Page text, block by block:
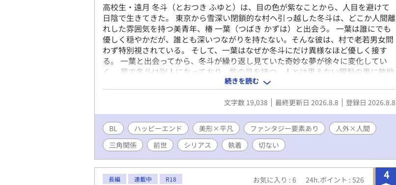
高校生・遠月 冬斗（とおつき ふゆと）は、目の色が紫なことから、人目を避けて
日陰で生きてきた。 東京から雪深い閉鎖的な村へ引っ越した冬斗は、どこか人間離
れした雰囲気を持つ美青年、椿 一葉（つばき かずは）と出会う。 一葉は誰にでも
優しく穏やかだが、誰とも深いつながりを持たない。そんな彼は、村で老若男女問
わず特別視されている。 そして、一葉はなぜか冬斗にだけ異様なほど優しく接す
る。 一葉と出会ってから、冬斗が繰り返し見ていた奇妙な夢が徐々に変化してい
く。 夢で冬斗は別人になっており、紫の目を持つ、人とは思えない銀髪の男に執拗
に迫られている。そして、その男は一葉にそっくりだった。 そして、夢は回数を追
うごとに密度を増し、やがて現実をも侵食していく……。 ――引き裂かれた恋人た
ち。 ――抗えない神婚。 ――そして“大蛇”に喰われる夢。 一葉は冬斗の紫の瞳を
まっすぐに見つめる。 「綺麗だね」 「……食べたら、美味しそう」 白泰村に伝わ
る“蛇神”の伝承。 雪深い閉鎖村で始まる、千年越しの執着と運命の物語。 輪廻転
生/神婚/土着信仰/閉鎖村/和風幻想ファンタジー ※ちょくちょく推敲しては更新し
直したりします ※題名の後に「※」がついている話はR18です fujossy小説大賞に
エントリー中です。 少しでも面白いと思っていただけたら、投票で応援してくださ
ると嬉しいです。
続きを読む
文字数 19,038 最終更新日 2026.8.8 登録日 2026.8.8
BL ハッピーエンド 美形×平凡 ファンタジー要素あり
人外×人間
三角関係
前世 シリアス 執着 切ない
4
長編 連載中 R18 お気に入り : 6 24h.ポイント : 526